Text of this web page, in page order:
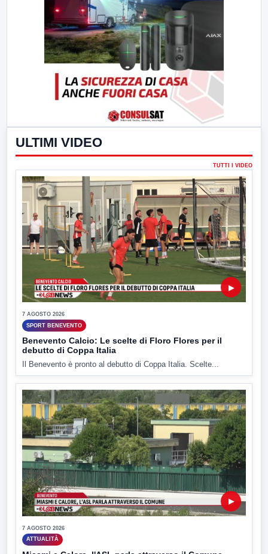
ULTIMI VIDEO
TUTTI I VIDEO
▶
7 AGOSTO 2026
SPORT BENEVENTO
Benevento Calcio: Le scelte di Floro Flores per il
debutto di Coppa Italia
Il Benevento è pronto al debutto di Coppa Italia. Scelte...
▶
7 AGOSTO 2026
ATTUALITÀ